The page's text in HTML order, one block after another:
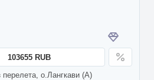
103655 RUB
о.Лангкави (A)